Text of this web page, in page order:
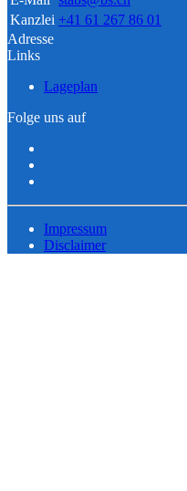
Kanzlei +41 61 267 86 01
Adresse
Links
Lageplan
Folge uns auf
Impressum
Disclaimer